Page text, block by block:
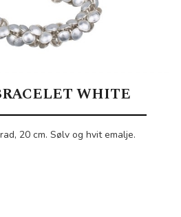
WHITE
20 cm. Sølv og hvit emalje.